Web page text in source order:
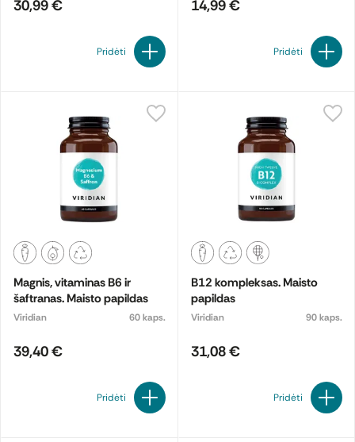
30,99 €
Pridėti
14,99 €
Pridėti
Magnis, vitaminas B6 ir
šaftranas. Maisto papildas
Viridian 60 kaps.
39,40 €
Pridėti
B12 kompleksas. Maisto
papildas
Viridian 90 kaps.
31,08 €
Pridėti